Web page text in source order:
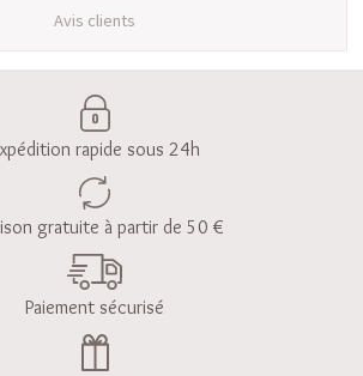
Avis clients
rapide sous 24h
gratuite à partir de 50 €
Paiement sécurisé